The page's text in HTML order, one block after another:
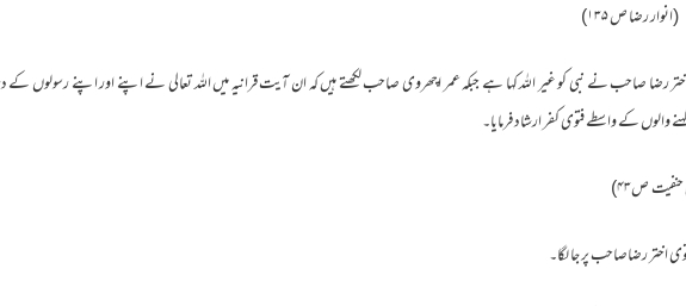
رضا ص ۱۳۵)
رضا صاحب نے نبی کو غیر اللہ کہا ہے جبکہ عمر اچھروی صاحب لکھتے ہیں کہ ان آیت قرانیہ میں اللہ تعالی نے اپنے اور اپنے رسولوں کے
والوں کے واسطے فتوی کفر ارشاد فرمایا۔
ص۴۳)
اختر رضاصاحب پر جا لگا۔